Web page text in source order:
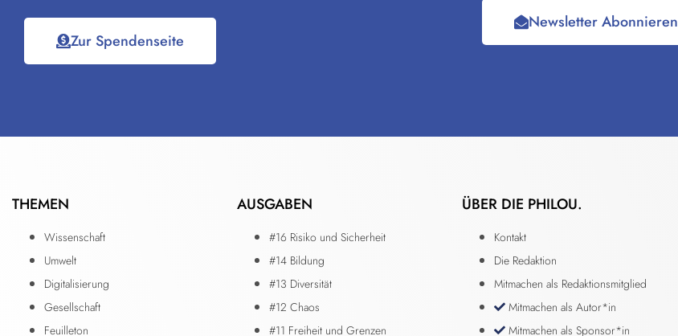
Zur Spendenseite
Newsletter Abonnieren
THEMEN
Wissenschaft
Umwelt
Digitalisierung
Gesellschaft
Feuilleton
AUSGABEN
#16 Risiko und Sicherheit
#14 Bildung
#13 Diversität
#12 Chaos
#11 Freiheit und Grenzen
ÜBER DIE PHILOU.
Kontakt
Die Redaktion
Mitmachen als Redaktionsmitglied
Mitmachen als Autor*in
Mitmachen als Sponsor*in